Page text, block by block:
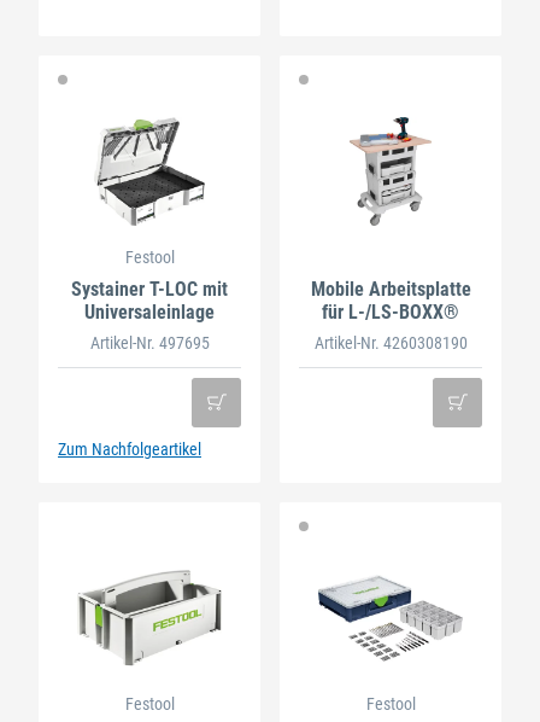
Festool
Systainer T-LOC mit
Universaleinlage
Artikel-Nr. 497695
Zum Nachfolgeartikel
Mobile Arbeitsplatte
für L-/LS-BOXX®
Artikel-Nr. 4260308190
Festool Festool